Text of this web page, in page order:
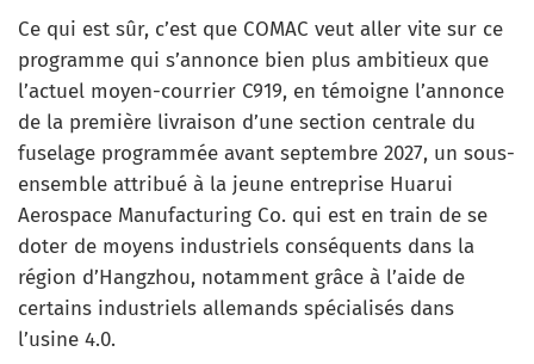
Ce qui est sûr, c’est que COMAC veut aller vite sur ce
programme qui s’annonce bien plus ambitieux que
l’actuel moyen-courrier C919, en témoigne l’annonce
de la première livraison d’une section centrale du
fuselage programmée avant septembre 2027, un sous-
ensemble attribué à la jeune entreprise Huarui
Aerospace Manufacturing Co. qui est en train de se
doter de moyens industriels conséquents dans la
région d’Hangzhou, notamment grâce à l’aide de
certains industriels allemands spécialisés dans
l’usine 4.0.